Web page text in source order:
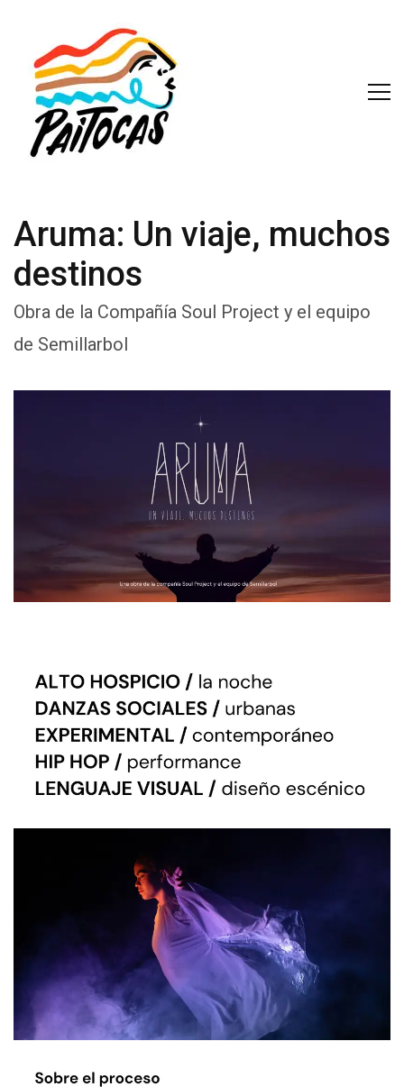
Aruma: Un viaje, muchos
destinos
Obra de la Compañía Soul Project y el equipo
de Semillarbol